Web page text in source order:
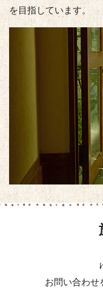
を目指しています。
お問い合わせ